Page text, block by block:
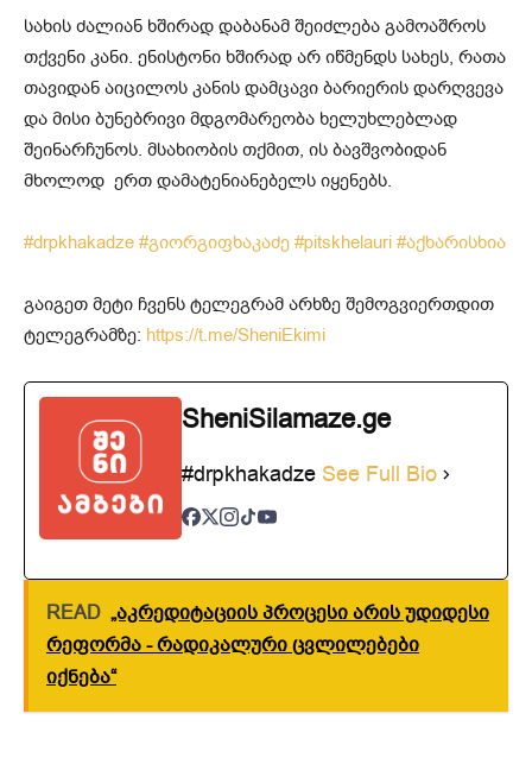
სახის ძალიან ხშირად დაბანამ შეიძლება გამოაშროს
თქვენი კანი. ენისტონი ხშირად არ იწმენდს სახეს, რათა
თავიდან აიცილოს კანის დამცავი ბარიერის დარღვევა
და მისი ბუნებრივი მდგომარეობა ხელუხლებლად
შეინარჩუნოს. მსახიობის თქმით, ის ბავშვობიდან
მხოლოდ ერთ დამატენიანებელს იყენებს.
#drpkhakadze #გიორგიფხაკაძე #pitskhelauri #აქხარისხია
გაიგეთ მეტი ჩვენს ტელეგრამ არხზე შემოგვიერთდით
ტელეგრამზე: https://t.me/SheniEkimi
SheniSilamaze.ge
#drpkhakadze See Full Bio
READ „აკრედიტაციის პროცესი არის უდიდესი
რეფორმა - რადიკალური ცვლილებები
იქნება“